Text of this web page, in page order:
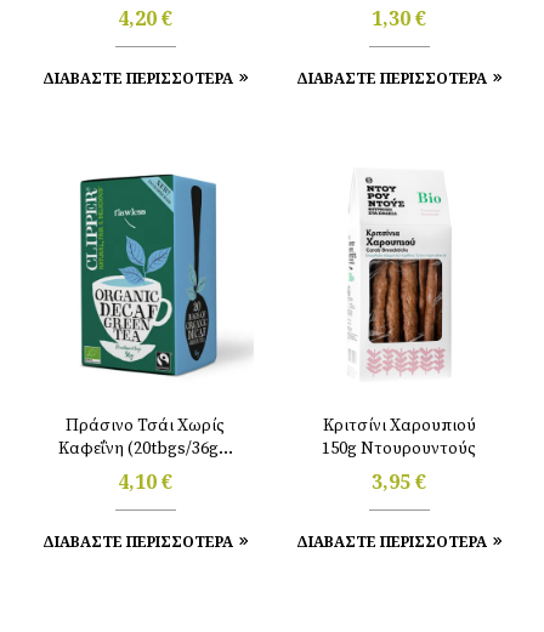
4,20€
ΔΙΑΒΑΣΤΕ ΠΕΡΙΣΣΟΤΕΡΑ
1,30€
ΔΙΑΒΑΣΤΕ ΠΕΡΙΣΣΟΤΕΡΑ
Πράσινο Τσάι Χωρίς
Καφεΐνη (20tbgs/36gr)
Clipper
4,10€
ΔΙΑΒΑΣΤΕ ΠΕΡΙΣΣΟΤΕΡΑ
Κριτσίνι Χαρουπιού
150g Ντουρουντούς
3,95€
ΔΙΑΒΑΣΤΕ ΠΕΡΙΣΣΟΤΕΡΑ